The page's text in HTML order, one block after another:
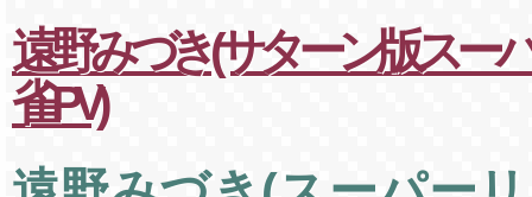
遠野みづき(サターン版スー
雀PV)